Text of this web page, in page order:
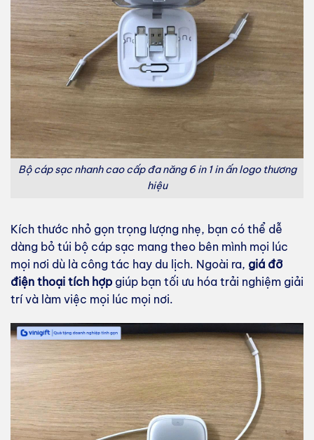
Bộ cáp sạc nhanh cao cấp đa năng 6 in 1 in ấn logo thương
hiệu
Kích thước nhỏ gọn trọng lượng nhẹ, bạn có thể dễ
dàng bỏ túi bộ cáp sạc mang theo bên mình mọi lúc
mọi nơi dù là công tác hay du lịch. Ngoài ra, giá đỡ
điện thoại tích hợp giúp bạn tối ưu hóa trải nghiệm giải
trí và làm việc mọi lúc mọi nơi.